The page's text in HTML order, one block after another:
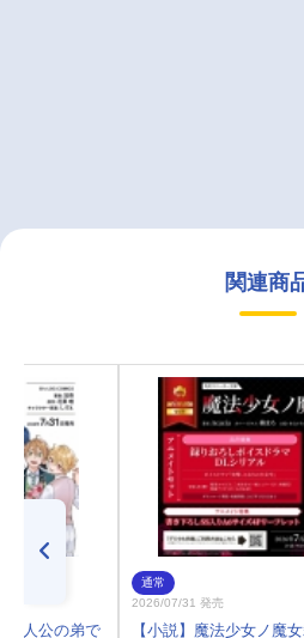
関連商
主人公の弟で
通常
2026/07/31 発売
【小説】魔法少女ノ魔